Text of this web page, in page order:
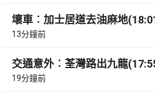
壞車︰加士居道去油麻地
13分鐘前
交通意外︰荃灣路出九龍
19分鐘前